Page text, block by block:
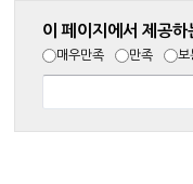
이 페이지에서 제공
매우만족 만족 보